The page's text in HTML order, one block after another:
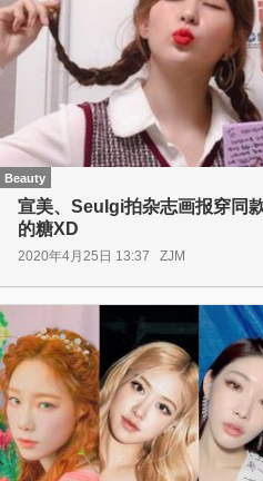
Beauty
宣美、Seulgi拍杂志画报穿同
的糖XD
2020年4月25日 13:37 ZJM